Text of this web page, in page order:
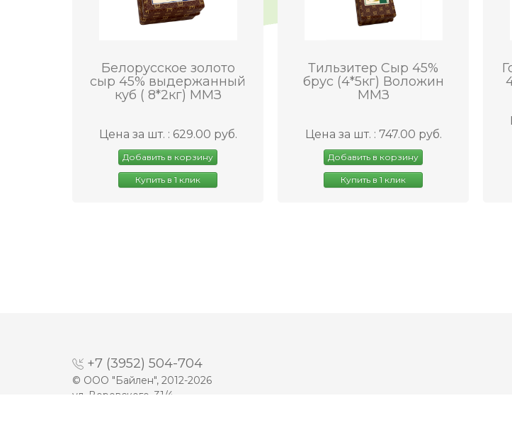
Белорусское золото
сыр 45% выдержанный
куб ( 8*2кг) ММЗ
Цена за шт. : 629.00 руб.
Добавить в корзину
Купить в 1 клик
Тильзитер Сыр 45%
брус (4*5кг) Воложин
ММЗ
Цена за шт. : 747.00 руб.
Добавить в корзину
Купить в 1 клик
+7 (3952) 504-704
© ООО "Байлен", 2012-2026
ул. Воровского, 31/4